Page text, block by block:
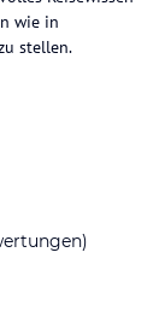
wie in
stellen.